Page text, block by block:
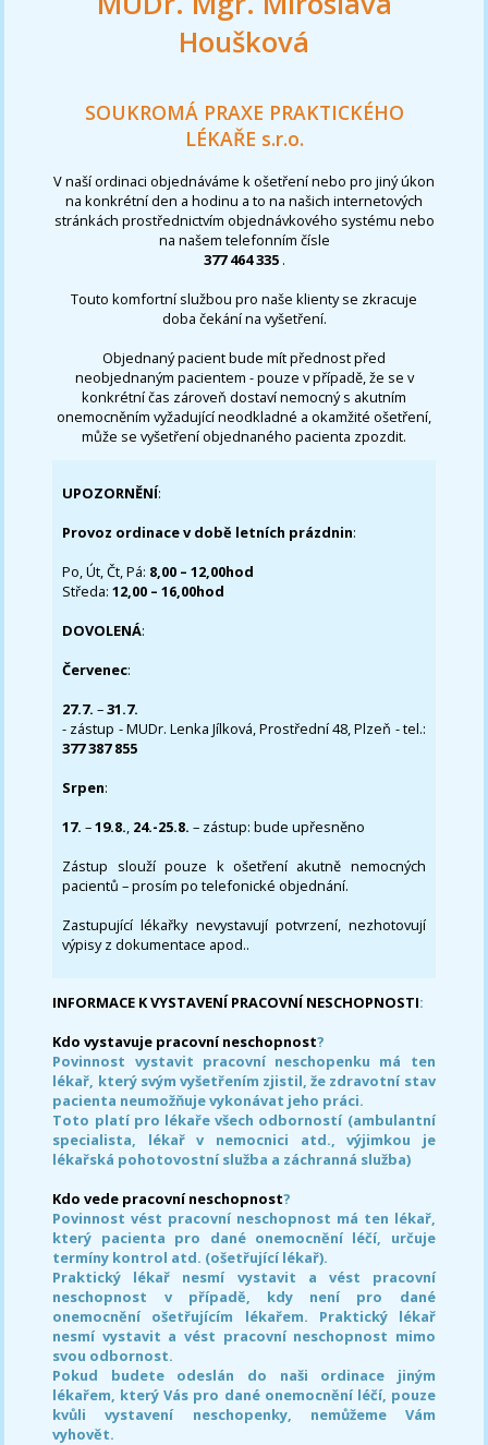
Houšková
SOUKROMÁ PRAXE PRAKTICKÉHO
LÉKAŘE s.r.o.
V naší ordinaci objednáváme k ošetření nebo pro jiný úkon
na konkrétní den a hodinu a to na našich internetových
stránkách prostřednictvím objednávkového systému nebo
na našem telefonním čísle
377 464 335 .
Touto komfortní službou pro naše klienty se zkracuje
doba čekání na vyšetření.
Objednaný pacient bude mít přednost před
neobjednaným pacientem - pouze v případě, že se v
konkrétní čas zároveň dostaví nemocný s akutním
onemocněním vyžadující neodkladné a okamžité ošetření,
může se vyšetření objednaného pacienta zpozdit.
UPOZORNĚNÍ:
Provoz ordinace v době letních prázdnin:
Po, Út, Čt, Pá: 8,00 – 12,00hod
Středa:12,00 – 16,00hod
DOVOLENÁ:
Červenec:
27.7.–31.7.
- zástup - MUDr. Lenka Jílková, Prostřední 48, Plzeň - tel.:
377 387 855
Srpen:
17. –19.8., 24.-25.8. – zástup: bude upřesněno
Zástup slouží pouze k ošetření akutně nemocných
pacientů – prosím po telefonické objednání.
Zastupující lékařky nevystavují potvrzení, nezhotovují
výpisy z dokumentace apod..
INFORMACE K VYSTAVENÍ PRACOVNÍ NESCHOPNOSTI:
Kdo vystavuje pracovní neschopnost?
Povinnost vystavit pracovní neschopenku má ten
lékař, který svým vyšetřením zjistil, že zdravotní stav
pacienta neumožňuje vykonávat jeho práci.
Toto platí pro lékaře všech odborností (ambulantní
specialista, lékař v nemocnici atd., výjimkou je
lékařská pohotovostní služba a záchranná služba)
Kdo vede pracovní neschopnost?
Povinnost vést pracovní neschopnost má ten lékař,
který pacienta pro dané onemocnění léčí, určuje
termíny kontrol atd. (ošetřující lékař).
Praktický lékař nesmí vystavit a vést pracovní
neschopnost v případě, kdy není pro dané
onemocnění ošetřujícím lékařem. Praktický lékař
nesmí vystavit a vést pracovní neschopnost mimo
svou odbornost.
Pokud budete odeslán do naši ordinace jiným
lékařem, který Vás pro dané onemocnění léčí, pouze
kvůli vystavení neschopenky, nemůžeme Vám
vyhovět.